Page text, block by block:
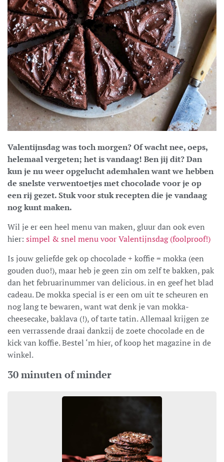
Valentijnsdag was toch morgen? Of wacht nee, oeps,
helemaal vergeten; het is vandaag! Ben jij dit? Dan
kun je nu weer opgelucht ademhalen want we hebben
de snelste verwentoetjes met chocolade voor je op
een rij gezet. Stuk voor stuk recepten die je vandaag
nog kunt maken.
Wil je er een heel menu van maken, gluur dan ook even
hier: simpel & snel menu voor Valentijnsdag (foolproof!)
Is jouw geliefde gek op chocolade + koffie = mokka (een
gouden duo!), maar heb je geen zin om zelf te bakken, pak
dan het februarinummer van delicious. in en geef het blad
cadeau. De mokka special is er een om uit te scheuren en
nog lang te bewaren, want wat denk je van mokka-
cheesecake, baklava (!), of tarte tatin. Allemaal krijgen ze
een verrassende draai dankzij de zoete chocolade en de
kick van koffie. Bestel ‘m hier, of koop het magazine in de
winkel.
30 minuten of minder